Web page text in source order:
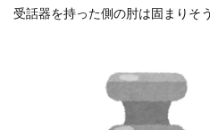
受話器を持った側の肘は固まりそ